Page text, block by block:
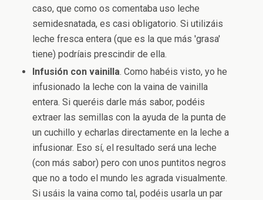
caso, que como os comentaba uso leche
semidesnatada, es casi obligatorio. Si utilizáis
leche fresca entera (que es la que más 'grasa'
tiene) podríais prescindir de ella.
Infusión con vainilla. Como habéis visto, yo he
infusionado la leche con la vaina de vainilla
entera. Si queréis darle más sabor, podéis
extraer las semillas con la ayuda de la punta de
un cuchillo y echarlas directamente en la leche a
infusionar. Eso sí, el resultado será una leche
(con más sabor) pero con unos puntitos negros
que no a todo el mundo les agrada visualmente.
Si usáis la vaina como tal, podéis usarla un par